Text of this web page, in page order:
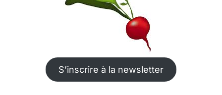
S’inscrire à la newsletter